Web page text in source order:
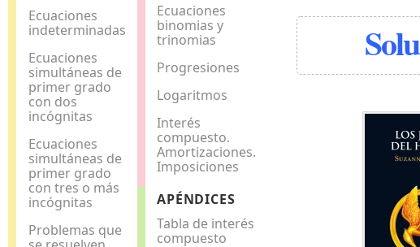
Ecuaciones
indeterminadas
Ecuaciones
simultáneas de
primer grado
con dos
incógnitas
Ecuaciones
simultáneas de
primer grado
con tres o más
incógnitas
Problemas que
Ecuaciones
binomias y
trinomias
Progresiones
Logaritmos
Interés
compuesto.
Amortizaciones.
Imposiciones
APÉNDICES
Tabla de interés
compuesto